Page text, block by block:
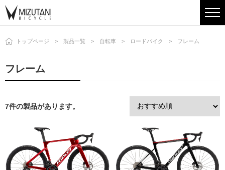
トップページ 製品一覧 自転車 ロードバイク フレーム
フレーム
7件の製品があります。